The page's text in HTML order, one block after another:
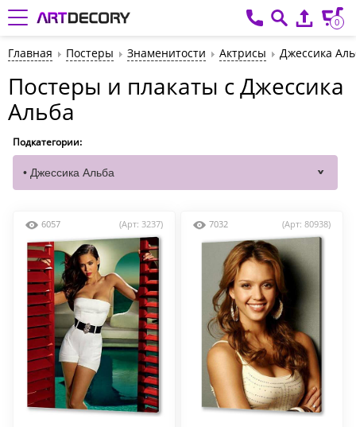
0
Главная Постеры Знаменитости Актрисы Джессика
Постеры и плакаты с Джессика
Альба
Подкатегории:
6057 (Арт: 3237) 7032 (Арт: 80938)